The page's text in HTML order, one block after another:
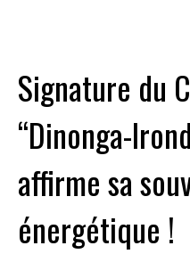
Signature du
“Dinonga-
affirme sa
énergétique !